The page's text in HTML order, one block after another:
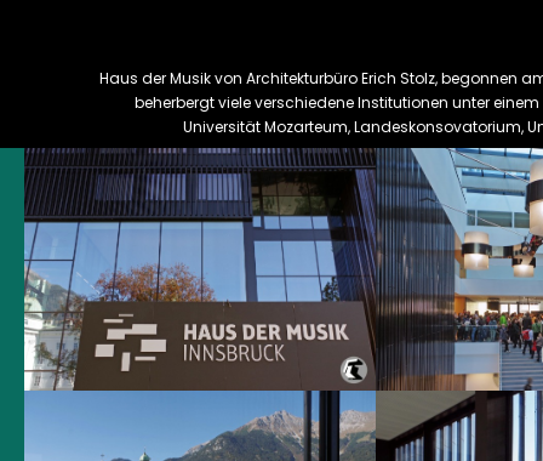
Haus der Musik von Architekturbüro Erich Stolz, begonnen
beherbergt viele verschiedene Institutionen unter
Universität Mozarteum, Landeskonsovatorium,